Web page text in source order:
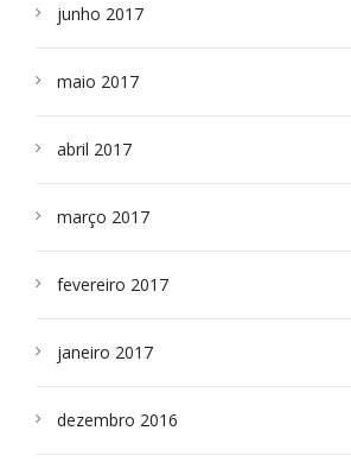
junho 2017
maio 2017
abril 2017
março 2017
fevereiro 2017
janeiro 2017
dezembro 2016